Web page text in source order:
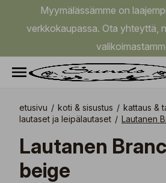
Myymälässämme on
verkkokaupassa. Ota yhteyttä,
etusivu / koti & sisustus / kattaus &
lautaset ja leipälautaset / Lautanen
Lautanen Branches,
beige